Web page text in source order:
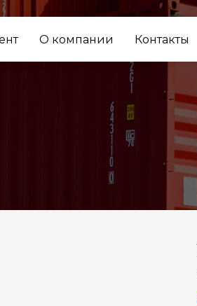
О компании Контакты
ВПЕРЕД